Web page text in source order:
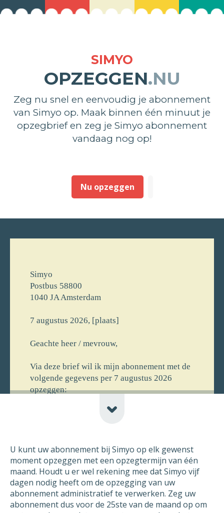
SIMYO
OPZEGGEN.NU
Zeg nu snel en eenvoudig je abonnement
van Simyo op. Maak binnen één minuut je
opzegbrief en zeg je Simyo abonnement
vandaag nog op!
Nu opzeggen
Simyo
Postbus 58800
1040 JA Amsterdam
7 augustus 2026, [plaats]
Geachte heer / mevrouw,
Via deze brief wil ik mijn abonnement met de
volgende gegevens per 7 augustus 2026
opzeggen:
[voornaam] [achternaam]
[opmerking]
De incassomachtiging ten laste van mijn
rekeningnummer die ik aan u verstrekt heb bij
ingang van het abonnement wil ik
logischerwijs ook per 7 augustus 2026 laten
U kunt uw abonnement bij Simyo op elk gewenst
moment opzeggen met een opzegtermijn van één
maand. Houdt u er wel rekening mee dat Simyo vijf
dagen nodig heeft om de opzegging van uw
abonnement administratief te verwerken. Zeg uw
abonnement dus voor de 25ste van de maand op om